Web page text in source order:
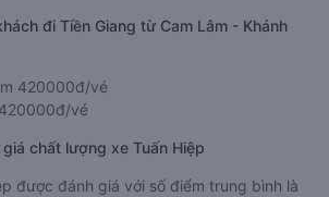
đi Tiền Giang từ Cam Lâm - Khánh
420000đ/vé
vé
chất lượng xe Tuấn Hiệp
được đánh giá với số điểm trung bình là